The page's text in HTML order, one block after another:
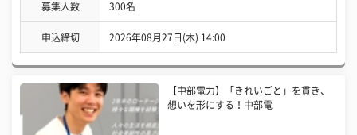
募集人数 300名
申込締切 2026年08月27日(木) 14:00
【中部電力】「きれいごと」を貫き、
想いを形にする！中部電